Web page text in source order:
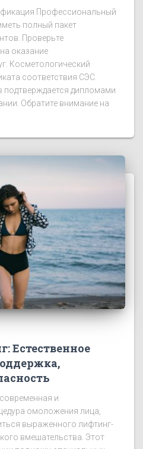
Профессиональный
полный пакет
Проверьте
оказание
Косметологический
соответствия СЭС.
подтверждается дипломами
Обратите внимание на
Естественное
и
омоложения лица,
выраженного лифтинг-
вмешательства. Этот